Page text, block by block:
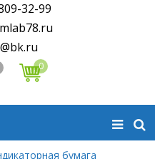
32-99
0
бумага